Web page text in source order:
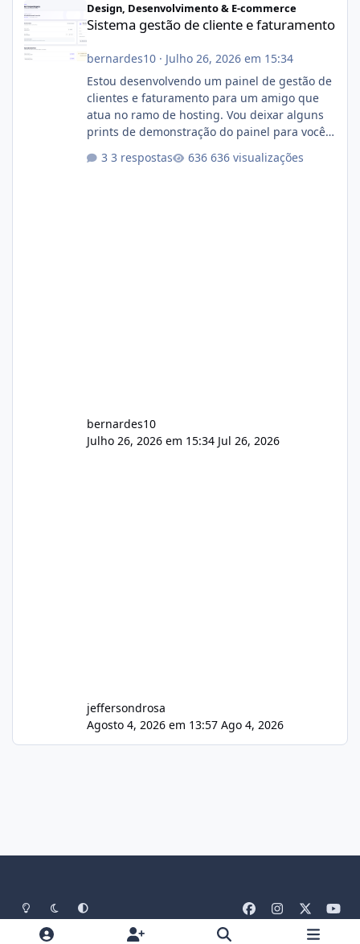
Design, Desenvolvimento & E-commerce
Sistema gestão de cliente e faturamento
bernardes10· Julho 26, 2026 em 15:34
Estou desenvolvendo um painel de gestão de
clientes e faturamento para um amigo que
atua no ramo de hosting. Vou deixar alguns
prints de demonstração do painel para vocês
com cerca de 80% concluído e conta com
3 respostas 636 visualizações
bernardes10
Julho 26, 2026 em 15:34 Jul 26, 2026
jeffersondrosa
Agosto 4, 2026 em 13:57 Ago 4, 2026
Light ModeDark ModeSystem Preference
a
n
o
Idiomas Tema Política De Privacidade Contato